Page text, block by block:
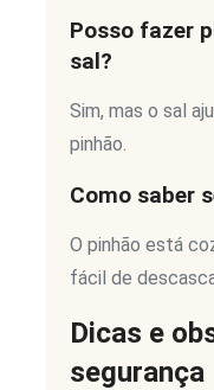
Posso fazer
sal?
Sim, mas o sal
pinhão.
Como saber
O pinhão está
fácil de
Dicas e
segurança